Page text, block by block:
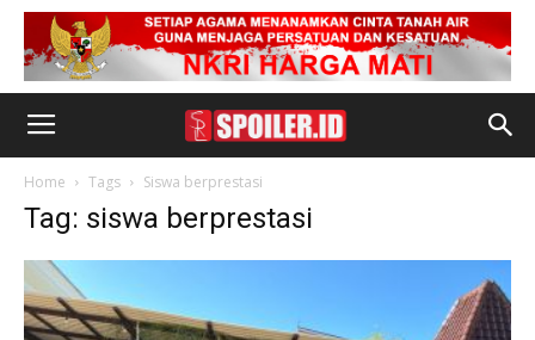
Home Tags Siswa berprestasi
Tag: siswa berprestasi